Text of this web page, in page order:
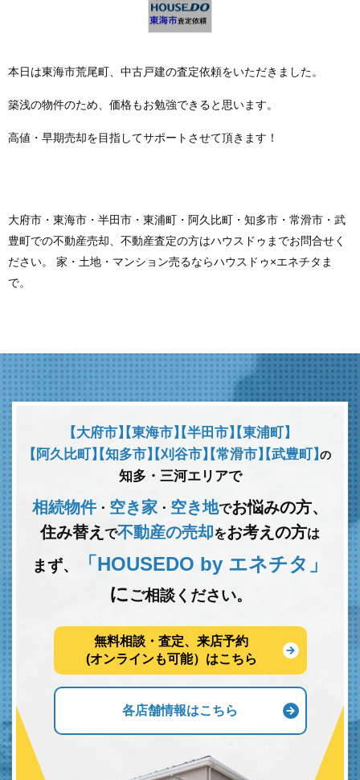
本日は東海市荒尾町、中古戸建の査定依頼をいただきました。
築浅の物件のため、価格もお勉強できると思います。
高値・早期売却を目指してサポートさせて頂きます！
大府市・東海市・半田市・東浦町・阿久比町・知多市・常滑市・武
豊町での不動産売却、不動産査定の方はハウスドゥまでお問合せく
ださい。 家・土地・マンション売るならハウスドゥ×エネチタま
で。
【大府市】【東海市】【半田市】【東浦町】
【阿久比町】【知多市】【刈谷市】【常滑市】【武豊町】の
知多・三河エリアで
相続物件･ 空き家 ･ 空き地でお悩みの方、
住み替え で不動産の売却をお考えの方は
まず、
「HOUSEDO by エネチタ」
にご相談ください。
無料相談・査定、来店予約
(オンラインも可能）はこちら
各店舗情報はこちら